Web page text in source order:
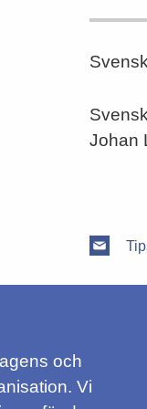
Johan
och
Vi